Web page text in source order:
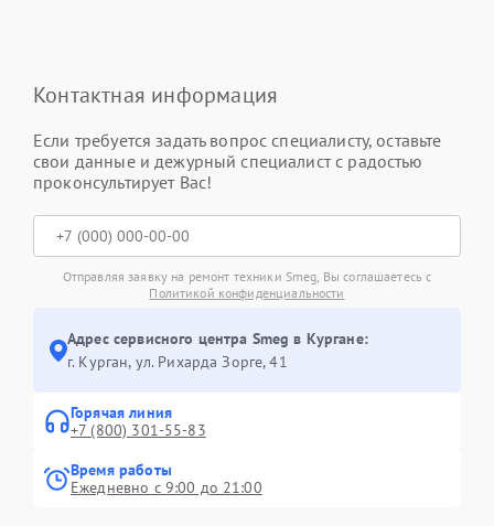
Контактная информация
Если требуется задать вопрос специалисту, оставьте
свои данные и дежурный специалист с радостью
проконсультирует Вас!
Отправляя заявку на ремонт техники Smeg, Вы соглашаетесь с
Политикой конфиденциальности
Адрес сервисного центра Smeg в Кургане:
г. Курган, ул. Рихарда Зорге, 41
Горячая линия
+7 (800) 301-55-83
Время работы
Ежедневно с 9:00 до 21:00